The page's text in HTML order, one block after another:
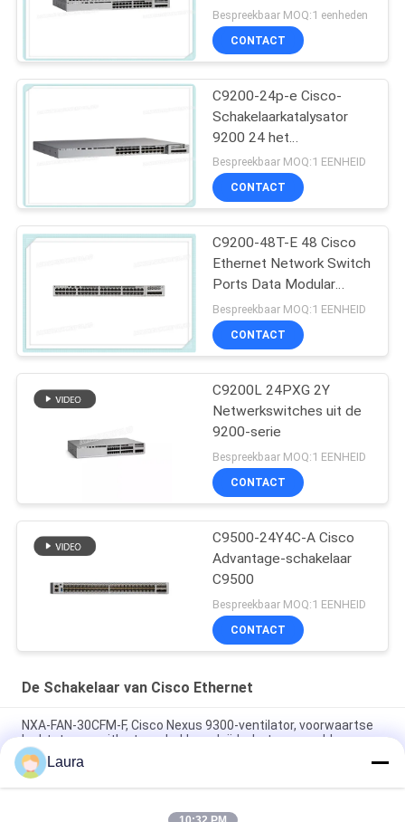
Bespreekbaar MOQ:1 eenheden
CONTACT
C9200-24p-e Cisco-
Schakelaarkatalysator
9200 24 het
Netwerkhoofdzaak van
de Havenpoe+
Schakelaar
Bespreekbaar MOQ:1 EENHEID
CONTACT
C9200-48T-E 48 Cisco
Ethernet Network Switch
Ports Data Modular
Uplink Opties
Bespreekbaar MOQ:1 EENHEID
CONTACT
C9200L 24PXG 2Y
Netwerkswitches uit de
9200-serie
Bespreekbaar MOQ:1 EENHEID
CONTACT
C9500-24Y4C-A Cisco
Advantage-schakelaar
C9500
Bespreekbaar MOQ:1 EENHEID
CONTACT
De Schakelaar van Cisco Ethernet
NXA-FAN-30CFM-F, Cisco Nexus 9300-ventilator, voorwaartse
luchtstroom, uitlaat aan bakboordzijde, hot-swappable
N9K-C9348GC-FXP, Cisco Nexus 9300-schakelaar, 48x1G
BASE-T/4x25G SFP28/2x100G QSFP28
Laura